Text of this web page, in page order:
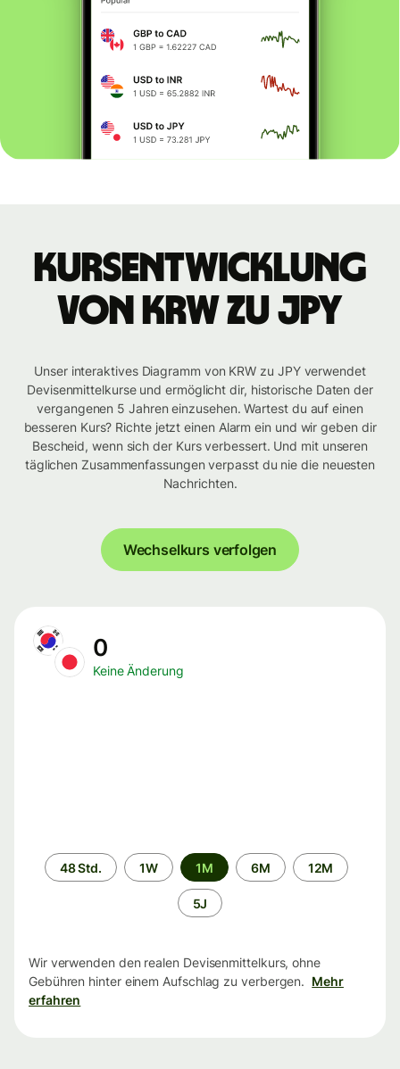
Kursentwicklung
von KRW zu JPY
Unser interaktives Diagramm von KRW zu JPY verwendet
Devisenmittelkurse und ermöglicht dir, historische Daten der
vergangenen 5 Jahren einzusehen. Wartest du auf einen
besseren Kurs? Richte jetzt einen Alarm ein und wir geben dir
Bescheid, wenn sich der Kurs verbessert. Und mit unseren
täglichen Zusammenfassungen verpasst du nie die neuesten
Nachrichten.
Wechselkurs verfolgen
0
Keine Änderung
Zeitraum
48 Std. 1W 1M 6M 12M
5J
Wir verwenden den realen Devisenmittelkurs, ohne
Gebühren hinter einem Aufschlag zu verbergen. Mehr
erfahren